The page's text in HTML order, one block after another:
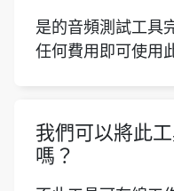
是的音頻測試工具
任何費用即可使用
我們可以將此
嗎？